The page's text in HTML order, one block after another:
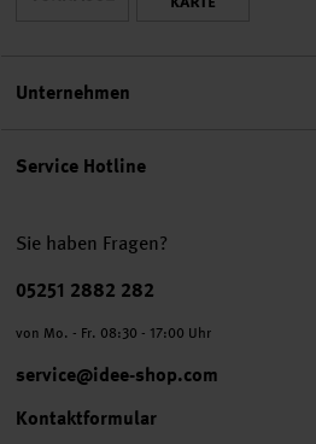
Service Hotline
Sie haben Fragen?
Telefonnummer
05251 2882 282
von Mo. - Fr. 08:30 - 17:00 Uhr
service@idee-shop.com
Kontaktformular
Unternehmen